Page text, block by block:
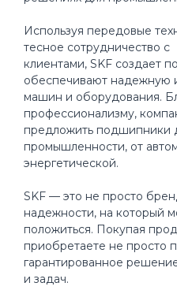
Используя передовые
тесное сотрудничество с
клиентами, SKF создает
обеспечивают надежную
машин и оборудования.
профессионализму,
предложить подшипники
промышленности, от
энергетической.
SKF — это не просто
надежности, на который
положиться. Покупая
приобретаете не просто
гарантированное
и задач.